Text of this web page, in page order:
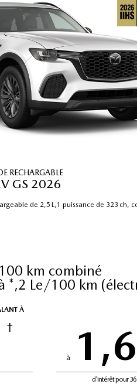
RECHARGABLE
GS 2026
de 2,5 L,1 puissance de 323 ch,
km combiné
*,2 Le/100 km
À
†
à
d'intérêt pour